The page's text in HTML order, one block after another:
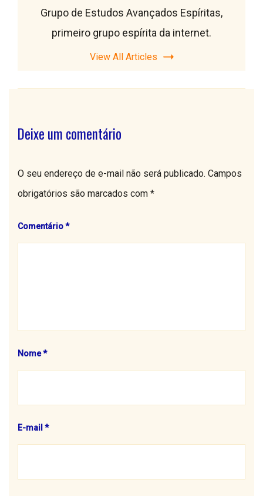
Grupo de Estudos Avançados Espíritas,
primeiro grupo espírita da internet.
View All Articles
Deixe um comentário
O seu endereço de e-mail não será publicado. Campos
obrigatórios são marcados com *
Comentário*
Nome*
E-mail *